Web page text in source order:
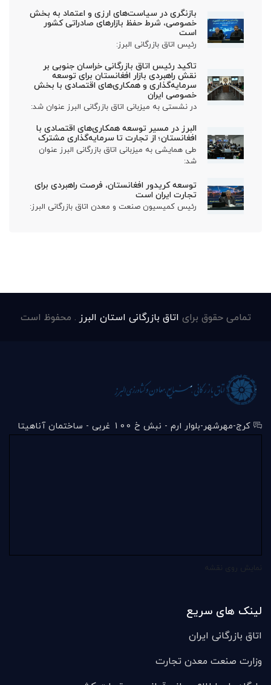
بازنگری در سیاست‌های ارزی و اعتماد به بخش
خصوصی، شرط حفظ بازارهای صادراتی کشور
است
رئیس اتاق بازرگانی البرز:
تاکید رئیس اتاق بازرگانی خراسان جنوبی بر
نقش راهبردی بازار افغانستان برای توسعه
سرمایه‌گذاری و همکاری‌های اقتصادی با بخش
خصوصی ایران
در نشستی به میزبانی اتاق بازرگانی البرز عنوان شد:
البرز در مسیر توسعه همکاری‌های اقتصادی با
افغانستان؛ از تجارت تا سرمایه‌گذاری مشترک
طی همایشی به میزبانی اتاق بازرگانی البرز عنوان
شد:
توسعه کریدور افغانستان، فرصت راهبردی برای
تجارت ایران است
رئیس کمیسیون صنعت و معدن اتاق بازرگانی البرز:
تمامی حقوق برای اتاق بازرگانی استان البرز . محفوظ است
کرج-مهرشهر-بلوار ارم - نبش خ 100 غربی - ساختمان آناهیتا
لینک های سریع
اتاق بازرگانی ایران
وزارت صنعت معدن تجارت